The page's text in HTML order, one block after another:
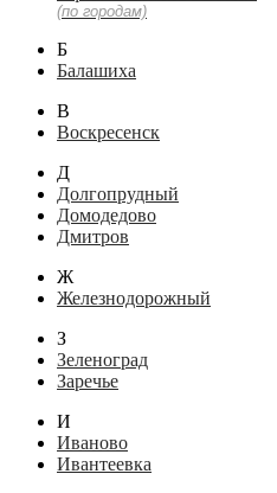
(по городам)
Б
Балашиха
В
Воскресенск
Д
Долгопрудный
Домодедово
Дмитров
Ж
Железнодорожный
З
Зеленоград
Заречье
И
Иваново
Ивантеевка